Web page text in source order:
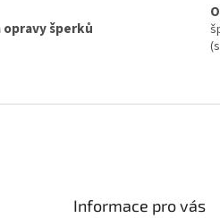
opravy šperků
Informace pro vás